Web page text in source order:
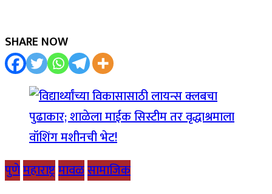
SHARE NOW
पुणेमहाराष्ट्रमावळसामाजिक